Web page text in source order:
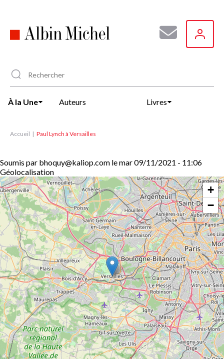
principal
À la Une Auteurs Livres
Accueil Paul Lynch à Versailles
Soumis par bhoquy@kaliop.com lemar 09/11/2021 - 11:06
Géolocalisation
+
−